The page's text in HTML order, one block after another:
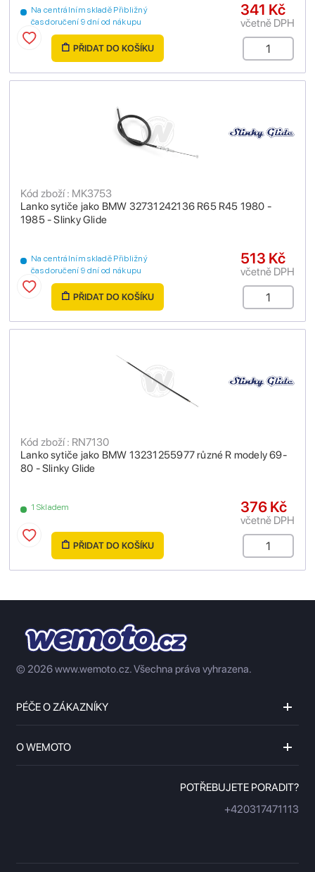
Na centrálním skladě Přibližný
čas doručení 9 dní od nákupu
341 Kč
včetně DPH
PŘIDAT DO KOŠÍKU
Lanko sytiče jako BMW 32731242136 R65 R45 1980 -
1985 - Slinky Glide
Kód zboží : MK3753
Na centrálním skladě Přibližný
čas doručení 9 dní od nákupu
513 Kč
včetně DPH
PŘIDAT DO KOŠÍKU
Lanko sytiče jako BMW 13231255977 různé R modely 69-
80 - Slinky Glide
Kód zboží : RN7130
1 Skladem 376 Kč
včetně DPH
PŘIDAT DO KOŠÍKU
© 2026 www.wemoto.cz.Všechna práva vyhrazena.
PÉČE O ZÁKAZNÍKY
O WEMOTO
POTŘEBUJETE PORADIT?
+420317471113